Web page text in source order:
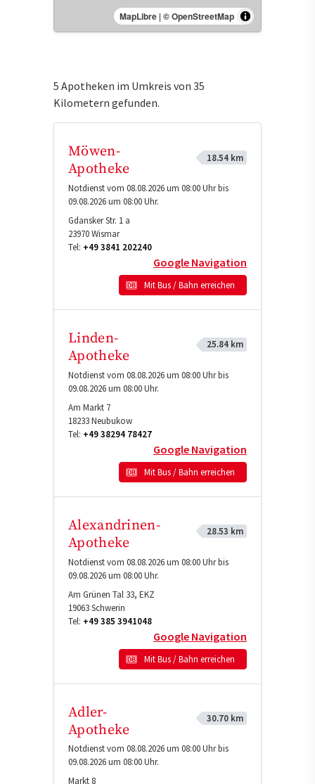
MapLibre | © OpenStreetMap
5 Apotheken im Umkreis von 35
Kilometern gefunden.
Möwen-
Apotheke
18.54 km
Notdienst vom 08.08.2026 um 08:00 Uhr bis
09.08.2026 um 08:00 Uhr.
Gdansker Str. 1 a
23970Wismar
Tel: +49 3841 202240
Google Navigation
Mit Bus / Bahn erreichen
Linden-
Apotheke
25.84 km
Notdienst vom 08.08.2026 um 08:00 Uhr bis
09.08.2026 um 08:00 Uhr.
Am Markt 7
18233Neubukow
Tel: +49 38294 78427
Google Navigation
Mit Bus / Bahn erreichen
Alexandrinen-
Apotheke
28.53 km
Notdienst vom 08.08.2026 um 08:00 Uhr bis
09.08.2026 um 08:00 Uhr.
Am Grünen Tal 33, EKZ
19063Schwerin
Tel: +49 385 3941048
Google Navigation
Mit Bus / Bahn erreichen
Adler-
Apotheke
30.70 km
Notdienst vom 08.08.2026 um 08:00 Uhr bis
09.08.2026 um 08:00 Uhr.
Markt 8